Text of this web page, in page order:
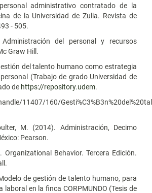
administrativo contratado de la
de la Universidad de Zulia. Revista de
- 505.
del personal y recursos
Graw Hill.
del talento humano como estrategia
(Trabajo de grado Universidad de
de https://repository.udem.
11407/160/
M. (2014). Administración, Decimo
Pearson.
Organizational Behavior. Tercera Edición.
de gestión de talento humano, para
laboral en la finca CORPMUNDO (Tesis de